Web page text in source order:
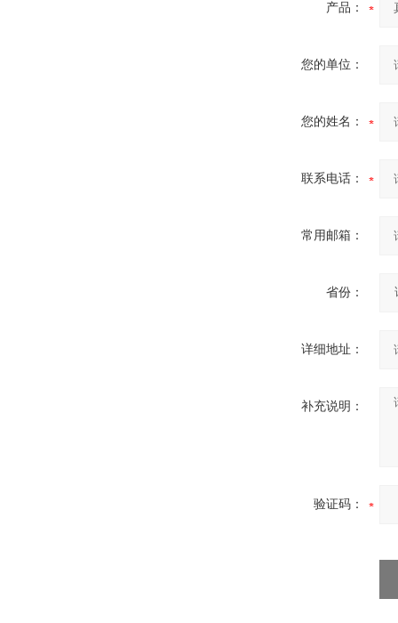
产品：
您的单位：
您的姓名：
联系电话：
常用邮箱：
省份：
详细地址：
补充说明：
验证码：